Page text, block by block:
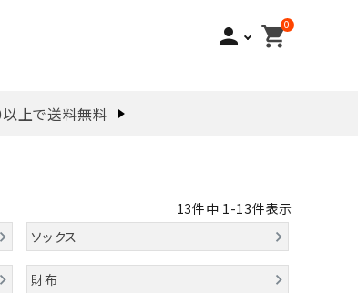
person 0
shopping_cart
上で送料無料
13件中 1-13件表示
ソックス
財布